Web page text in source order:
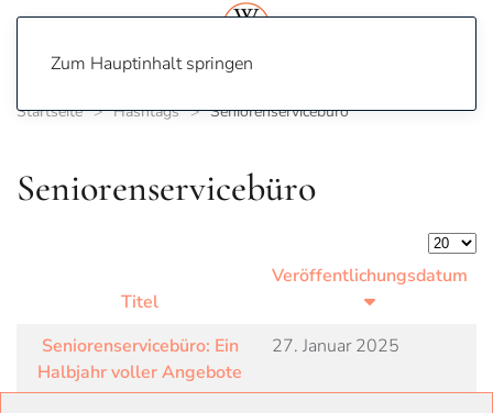
Zum Hauptinhalt springen
Startseite Hashtags Seniorenservicebüro
Seniorenservicebüro
Titel
Veröffentlichungsdatum
Seniorenservicebüro: Ein
Halbjahr voller Angebote
27. Januar 2025